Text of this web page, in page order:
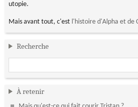
utopie.
Mais avant tout, c'est l'histoire d'Alpha et de
Recherche
À retenir